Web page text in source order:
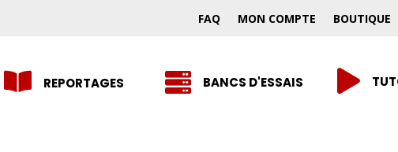
FAQ MON COMPTE BOUTIQUE
 REPORTAGES  BANCS D'ESSAIS 